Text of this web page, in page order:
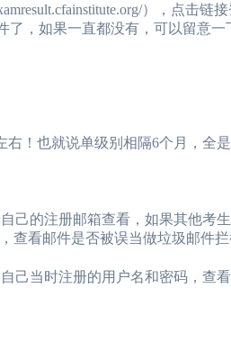
），点击链接
，如果一直都没有，可以留意一
！也就说单级别相隔6个月，全
的注册邮箱查看，如果其他考
看邮件是否被误当做垃圾邮件拦
当时注册的用户名和密码，查